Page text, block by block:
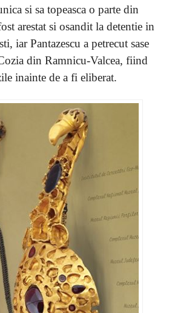
si sa topeasca o parte din
arestat si osandit la detentie in
iar Pantazescu a petrecut sase
din Ramnicu-Valcea, fiind
inainte de a fi eliberat.